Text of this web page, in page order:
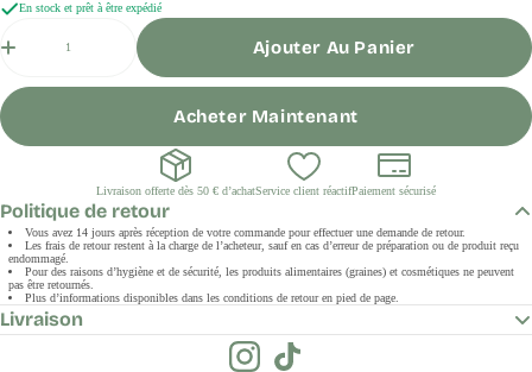
En stock et prêt à être expédié
Ajouter Au Panier
Acheter Maintenant
Livraison offerte dès 50 € d’achatService client réactifPaiement sécurisé
Politique de retour
Vous avez 14 jours après réception de votre commande pour effectuer une demande de retour.
Les frais de retour restent à la charge de l’acheteur, sauf en cas d’erreur de préparation ou de produit reçu
endommagé.
Pour des raisons d’hygiène et de sécurité, les produits alimentaires (graines) et cosmétiques ne peuvent
pas être retournés.
Plus d’informations disponibles dans les conditions de retour en pied de page.
Livraison